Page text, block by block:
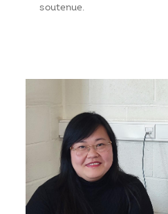
soutenue.